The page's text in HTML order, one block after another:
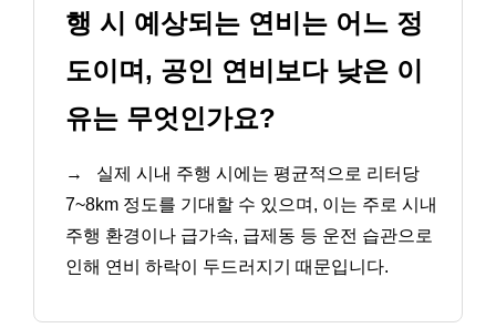
행 시 예상되는 연비는 어느 정
도이며, 공인 연비보다 낮은 이
유는 무엇인가요?
→
실제 시내 주행 시에는 평균적으로 리터당
7~8km 정도를 기대할 수 있으며, 이는 주로 시내
주행 환경이나 급가속, 급제동 등 운전 습관으로
인해 연비 하락이 두드러지기 때문입니다.